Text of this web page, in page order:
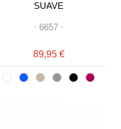
SUAVE
· 6657 ·
89,95 €